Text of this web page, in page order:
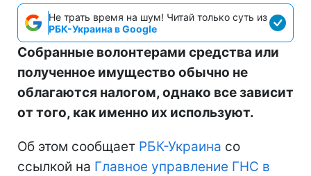
Не трать время на шум! Читай только суть из
РБК-Украина в Google
Собранные волонтерами средства или
полученное имущество обычно не
облагаются налогом, однако все зависит
от того, как именно их используют.
Об этом сообщает РБК-Украина со
ссылкой на Главное управление ГНС в